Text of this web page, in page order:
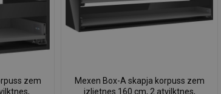
zem
Mexen Box-A skapja korpuss zem
izlietnes 160 cm, 2 atvilktnes,
FINNISH
CROATIAN